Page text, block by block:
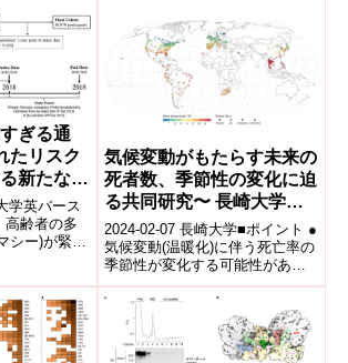
ぎる通
たリスク
新たな研
visits:
学英バース
高齢者の多
シー)が緊急
気候変動がもたらす未来の
死者数、季節性の変化に迫
る共同研究〜 長崎大学と
東京大学の国際共同研究成
果を The Lancet
Planetary Health にて発表
〜
2024-02-07 ⻑崎⼤学■ポイント ●
気候変動(温暖化)に伴う死亡率の
季節性が変化する可能性がある
ことを明らかに● 43 の国と地域
(707 都市)にお...